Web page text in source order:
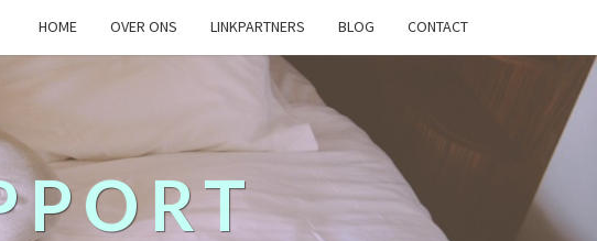
HOME OVER ONS LINKPARTNERS BLOG CONTACT